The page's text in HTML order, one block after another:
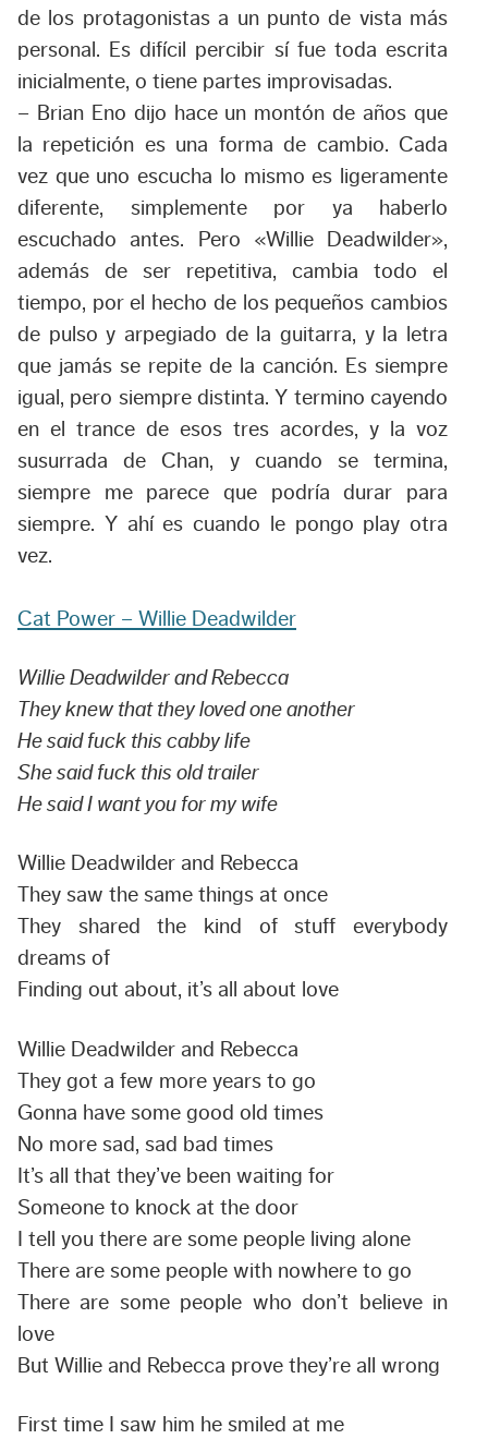
de los protagonistas a un punto de vista más
personal. Es difícil percibir sí fue toda escrita
inicialmente, o tiene partes improvisadas.
– Brian Eno dijo hace un montón de años que
la repetición es una forma de cambio. Cada
vez que uno escucha lo mismo es ligeramente
diferente, simplemente por ya haberlo
escuchado antes. Pero «Willie Deadwilder»,
además de ser repetitiva, cambia todo el
tiempo, por el hecho de los pequeños cambios
de pulso y arpegiado de la guitarra, y la letra
que jamás se repite de la canción. Es siempre
igual, pero siempre distinta. Y termino cayendo
en el trance de esos tres acordes, y la voz
susurrada de Chan, y cuando se termina,
siempre me parece que podría durar para
siempre. Y ahí es cuando le pongo play otra
vez.
Cat Power – Willie Deadwilder
Willie Deadwilder and Rebecca
They knew that they loved one another
He said fuck this cabby life
She said fuck this old trailer
He said I want you for my wife
Willie Deadwilder and Rebecca
They saw the same things at once
They shared the kind of stuff everybody
dreams of
Finding out about, it’s all about love
Willie Deadwilder and Rebecca
They got a few more years to go
Gonna have some good old times
No more sad, sad bad times
It’s all that they’ve been waiting for
Someone to knock at the door
I tell you there are some people living alone
There are some people with nowhere to go
There are some people who don’t believe in
love
But Willie and Rebecca prove they’re all wrong
First time I saw him he smiled at me